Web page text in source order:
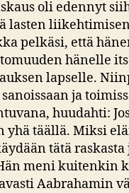
oli edennyt
lasten
pelkäsi, että
hänelle
lapselle.
ja
huudahti:
täällä. Miksi
tätä raskasta
meni kuitenkin
Aabrahamin